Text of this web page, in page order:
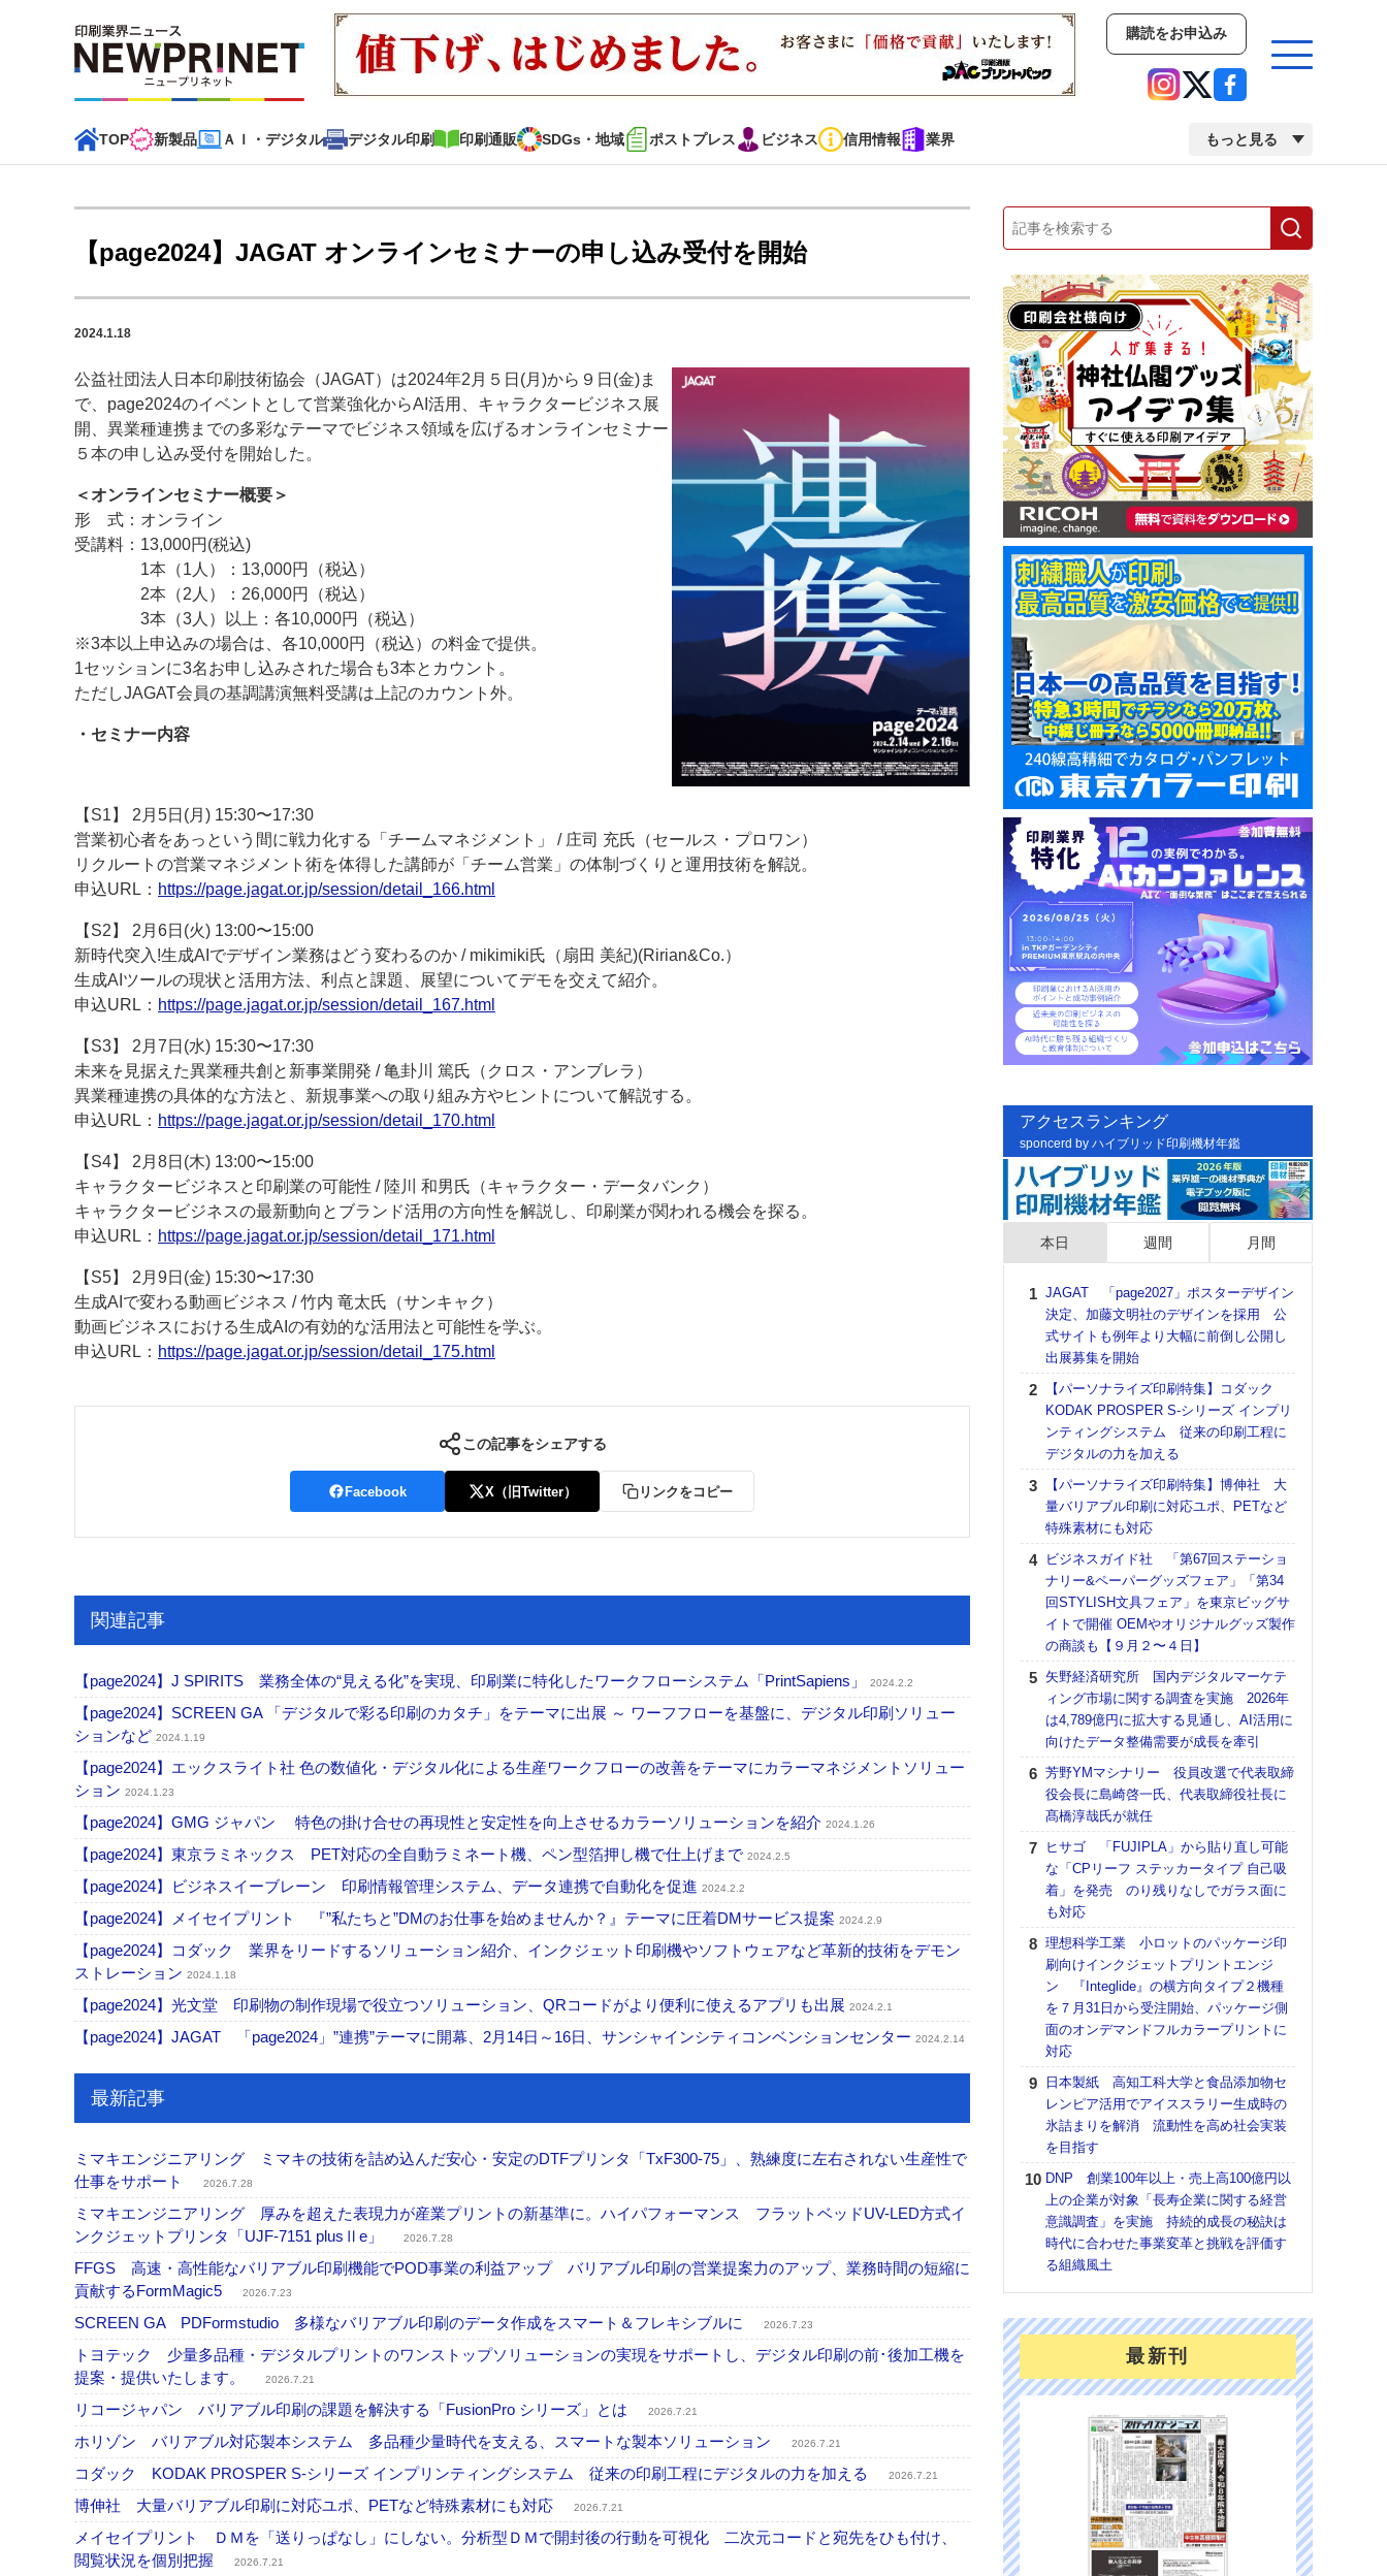
購読をお申込み
TOP 新製品 ＡＩ・デジタル デジタル印刷 印刷通販 SDGs・地域 ポストプレス ビジネス 信用情報 業界 もっと見る
イベント
人事・移転・異動・訃報
インデックス
新着記事 特集記事 動画コンテンツ インタビュー コレクション
新商品 市場・統計 人事・移転・異動・訃報
特集記事カテゴリー一覧
特集・デジタル印刷 アイデアで勝負！ ～多様なビジネス・多彩な商材～ JAPAN PACK 2023 特集 中古印刷機・製本機特集 2022 見える化・MIS特集
2022 検査・校正特集
特集・デジタル印刷 ～ 新成長軌道を描く
案内
発刊案内 JFPI印刷用語集
会社案内 購読・購入申し込み サイトポリシー
【page2024】JAGAT オンラインセミナーの申し込み受付を開始
2024.1.18
公益社団法人日本印刷技術協会（JAGAT）は2024年2月５日(月)から９日(金)ま
で、page2024のイベントとして営業強化からAI活用、キャラクタービジネス展
開、異業種連携までの多彩なテーマでビジネス領域を広げるオンラインセミナー
５本の申し込み受付を開始した。
＜オンラインセミナー概要＞
形 式：オンライン
受講料：13,000円(税込)
1本（1人）：13,000円（税込）
2本（2人）：26,000円（税込）
3本（3人）以上：各10,000円（税込）
※3本以上申込みの場合は、各10,000円（税込）の料金で提供。
1セッションに3名お申し込みされた場合も3本とカウント。
ただしJAGAT会員の基調講演無料受講は上記のカウント外。
・セミナー内容
【S1】 2月5日(月) 15:30〜17:30
営業初心者をあっという間に戦力化する「チームマネジメント」 / 庄司 充氏（セールス・プロワン）
リクルートの営業マネジメント術を体得した講師が「チーム営業」の体制づくりと運用技術を解説。
申込URL： https://page.jagat.or.jp/session/detail_166.html
【S2】 2月6日(火) 13:00〜15:00
新時代突入!生成AIでデザイン業務はどう変わるのか / mikimiki氏（扇田 美紀)(Ririan&Co.）
生成AIツールの現状と活用方法、利点と課題、展望についてデモを交えて紹介。
申込URL： https://page.jagat.or.jp/session/detail_167.html
【S3】 2月7日(水) 15:30〜17:30
未来を見据えた異業種共創と新事業開発 / 亀卦川 篤氏（クロス・アンブレラ）
異業種連携の具体的な方法と、新規事業への取り組み方やヒントについて解説する。
申込URL： https://page.jagat.or.jp/session/detail_170.html
【S4】 2月8日(木) 13:00〜15:00
キャラクタービジネスと印刷業の可能性 / 陸川 和男氏（キャラクター・データバンク）
キャラクタービジネスの最新動向とブランド活用の方向性を解説し、印刷業が関われる機会を探る。
申込URL： https://page.jagat.or.jp/session/detail_171.html
【S5】 2月9日(金) 15:30〜17:30
生成AIで変わる動画ビジネス / 竹内 竜太氏（サンキャク）
動画ビジネスにおける生成AIの有効的な活用法と可能性を学ぶ。
申込URL： https://page.jagat.or.jp/session/detail_175.html
この記事をシェアする
Facebook X（旧Twitter） リンクをコピー
関連記事
【page2024】J SPIRITS 業務全体の“見える化”を実現、印刷業に特化したワークフローシステム「PrintSapiens」 2024.2.2
【page2024】SCREEN GA 「デジタルで彩る印刷のカタチ」をテーマに出展 ～ ワーフフローを基盤に、デジタル印刷ソリュー
ションなど 2024.1.19
【page2024】エックスライト社 色の数値化・デジタル化による生産ワークフローの改善をテーマにカラーマネジメントソリュー
ション 2024.1.23
【page2024】GMG ジャパン 特色の掛け合せの再現性と安定性を向上させるカラーソリューションを紹介 2024.1.26
【page2024】東京ラミネックス PET対応の全自動ラミネート機、ペン型箔押し機で仕上げまで 2024.2.5
【page2024】ビジネスイーブレーン 印刷情報管理システム、データ連携で自動化を促進 2024.2.2
【page2024】メイセイプリント 『”私たちと”DMのお仕事を始めませんか？』テーマに圧着DMサービス提案 2024.2.9
【page2024】コダック 業界をリードするソリューション紹介、インクジェット印刷機やソフトウェアなど革新的技術をデモン
ストレーション 2024.1.18
【page2024】光文堂 印刷物の制作現場で役立つソリューション、QRコードがより便利に使えるアプリも出展 2024.2.1
【page2024】JAGAT 「page2024」”連携”テーマに開幕、2月14日～16日、サンシャインシティコンベンションセンター 2024.2.14
最新記事
ミマキエンジニアリング ミマキの技術を詰め込んだ安心・安定のDTFプリンタ「TxF300-75」、熟練度に左右されない生産性で
仕事をサポート
2026.7.28
ミマキエンジニアリング 厚みを超えた表現力が産業プリントの新基準に。ハイパフォーマンス フラットベッドUV-LED方式イ
ンクジェットプリンタ「UJF-7151 plusⅡe」
2026.7.28
FFGS 高速・高性能なバリアブル印刷機能でPOD事業の利益アップ バリアブル印刷の営業提案力のアップ、業務時間の短縮に
貢献するFormMagic5
2026.7.23
SCREEN GA PDFormstudio 多様なバリアブル印刷のデータ作成をスマート＆フレキシブルに 2026.7.23
トヨテック 少量多品種・デジタルプリントのワンストップソリューションの実現をサポートし、デジタル印刷の前･後加工機を
提案・提供いたします。
2026.7.21
リコージャパン バリアブル印刷の課題を解決する「FusionPro シリーズ」とは 2026.7.21
ホリゾン バリアブル対応製本システム 多品種少量時代を支える、スマートな製本ソリューション 2026.7.21
コダック KODAK PROSPER S-シリーズ インプリンティングシステム 従来の印刷工程にデジタルの力を加える 2026.7.21
博伸社 大量バリアブル印刷に対応ユポ、PETなど特殊素材にも対応 2026.7.21
メイセイプリント ＤＭを「送りっぱなし」にしない。分析型ＤＭで開封後の行動を可視化 二次元コードと宛先をひも付け、
閲覧状況を個別把握
2026.7.21
アクセスランキング
sponcerd by ハイブリッド印刷機材年鑑
本日 週間 月間
JAGAT 「page2027」ポスターデザイン
決定、加藤文明社のデザインを採用 公
式サイトも例年より大幅に前倒し公開し
出展募集を開始
【パーソナライズ印刷特集】コダック
KODAK PROSPER S-シリーズ インプリ
ンティングシステム 従来の印刷工程に
デジタルの力を加える
【パーソナライズ印刷特集】博伸社 大
量バリアブル印刷に対応ユポ、PETなど
特殊素材にも対応
ビジネスガイド社 「第67回ステーショ
ナリー&ペーパーグッズフェア」「第34
回STYLISH文具フェア」を東京ビッグサ
イトで開催 OEMやオリジナルグッズ製作
の商談も【９月２〜４日】
矢野経済研究所 国内デジタルマーケテ
ィング市場に関する調査を実施 2026年
は4,789億円に拡大する見通し、AI活用に
向けたデータ整備需要が成長を牽引
芳野YMマシナリー 役員改選で代表取締
役会長に島崎啓一氏、代表取締役社長に
髙橋淳哉氏が就任
ヒサゴ 「FUJIPLA」から貼り直し可能
な「CPリーフ ステッカータイプ 自己吸
着」を発売 のり残りなしでガラス面に
も対応
理想科学工業 小ロットのパッケージ印
刷向けインクジェットプリントエンジ
ン 『Integlide』の横方向タイプ２機種
を７月31日から受注開始、パッケージ側
面のオンデマンドフルカラープリントに
対応
日本製紙 高知工科大学と食品添加物セ
レンピア活用でアイススラリー生成時の
氷詰まりを解消 流動性を高め社会実装
を目指す
DNP 創業100年以上・売上高100億円以
上の企業が対象「長寿企業に関する経営
意識調査」を実施 持続的成長の秘訣は
時代に合わせた事業変革と挑戦を評価す
る組織風土
最新刊